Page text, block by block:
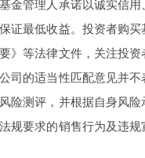
金管理人承诺以诚实信
证最低收益。投资者购
》等法律文件，关注投
司的适当性匹配意见并
险测评，并根据自身风
规要求的销售行为及违